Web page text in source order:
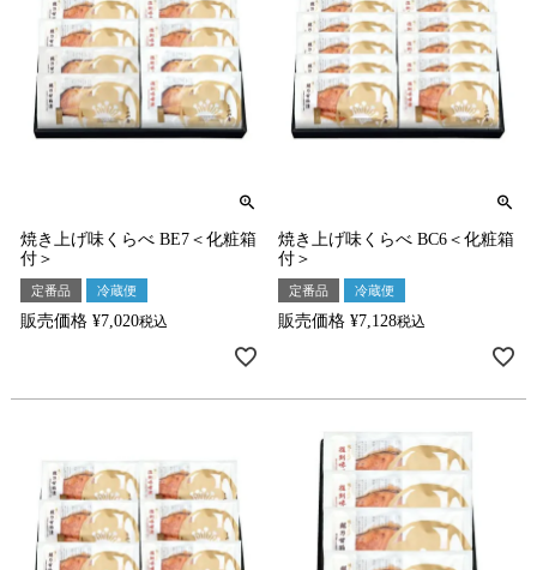
焼き上げ味くらべ BE7＜化粧箱
付＞
定番品 冷蔵便
販売価格 ¥7,020税込
焼き上げ味くらべ BC6＜化粧箱
付＞
定番品 冷蔵便
販売価格 ¥7,128税込